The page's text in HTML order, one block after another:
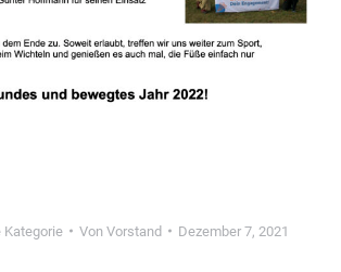
Kategorie Von Vorstand Dezember 7, 2021